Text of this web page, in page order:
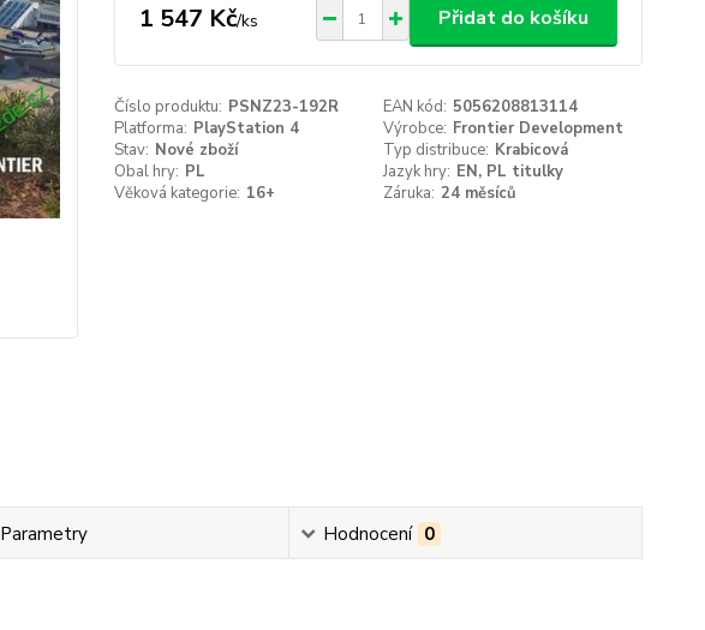
1 547 Kč/ks Přidat do košíku
Číslo produktu: PSNZ23-192R EAN kód: 5056208813114
Platforma: PlayStation 4 Výrobce: Frontier Development
Stav: Nové zboží Typ distribuce: Krabicová
Obal hry: PL Jazyk hry: EN, PL titulky
Věková kategorie: 16+ Záruka: 24 měsíců
Parametry Hodnocení 0